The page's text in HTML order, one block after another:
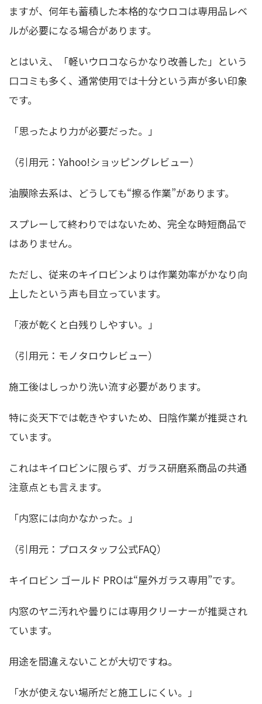
ますが、何年も蓄積した本格的なウロコは専用品レベ
ルが必要になる場合があります。
とはいえ、「軽いウロコならかなり改善した」という
口コミも多く、通常使用では十分という声が多い印象
です。
「思ったより力が必要だった。」
（引用元：Yahoo!ショッピングレビュー）
油膜除去系は、どうしても“擦る作業”があります。
スプレーして終わりではないため、完全な時短商品で
はありません。
ただし、従来のキイロビンよりは作業効率がかなり向
上したという声も目立っています。
「液が乾くと白残りしやすい。」
（引用元：モノタロウレビュー）
施工後はしっかり洗い流す必要があります。
特に炎天下では乾きやすいため、日陰作業が推奨され
ています。
これはキイロビンに限らず、ガラス研磨系商品の共通
注意点とも言えます。
「内窓には向かなかった。」
（引用元：プロスタッフ公式FAQ）
キイロビン ゴールド PROは“屋外ガラス専用”です。
内窓のヤニ汚れや曇りには専用クリーナーが推奨され
ています。
用途を間違えないことが大切ですね。
「水が使えない場所だと施工しにくい。」